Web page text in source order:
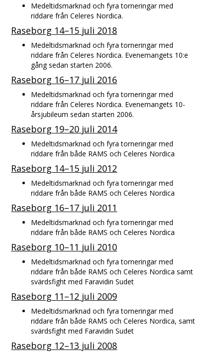
Medeltidsmarknad och fyra torneringar med
riddare från Celeres Nordica.
Raseborg 14–15 juli 2018
Medeltidsmarknad och fyra torneringar med
riddare från Celeres Nordica. Evenemangets 10:e
gång sedan starten 2006.
Raseborg 16–17 juli 2016
Medeltidsmarknad och fyra torneringar med
riddare från Celeres Nordica. Evenemangets 10-
årsjubileum sedan starten 2006.
Raseborg 19–20 juli 2014
Medeltidsmarknad och fyra torneringar med
riddare från både RAMS och Celeres Nordica
Raseborg 14–15 juli 2012
Medeltidsmarknad och fyra torneringar med
riddare från både RAMS och Celeres Nordica
Raseborg 16–17 juli 2011
Medeltidsmarknad och fyra torneringar med
riddare från både RAMS och Celeres Nordica
Raseborg 10–11 juli 2010
Medeltidsmarknad och fyra torneringar med
riddare från både RAMS och Celeres Nordica samt
svärdsfight med Faravidin Sudet
Raseborg 11–12 juli 2009
Medeltidsmarknad och fyra torneringar med
riddare från både RAMS och Celeres Nordica, samt
svärdsfight med Faravidin Sudet
Raseborg 12–13 juli 2008